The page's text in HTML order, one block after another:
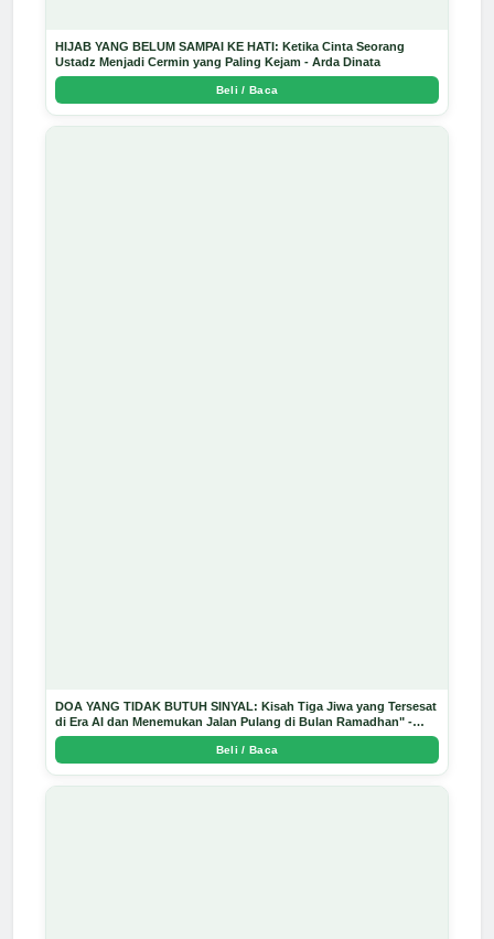
HIJAB YANG BELUM SAMPAI KE HATI: Ketika Cinta Seorang
Ustadz Menjadi Cermin yang Paling Kejam - Arda Dinata
Beli / Baca
DOA YANG TIDAK BUTUH SINYAL: Kisah Tiga Jiwa yang Tersesat
di Era AI dan Menemukan Jalan Pulang di Bulan Ramadhan" -
Arda Dinata
Beli / Baca